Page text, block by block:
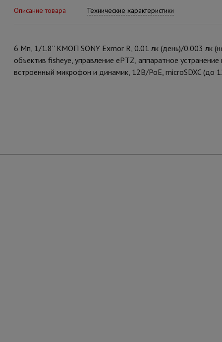
Описание товара Технические характеристики
6 Мп, 1/1.8'' КМОП SONY Exmor R, 0.01 лк (день)/0.003 лк
объектив fisheye, управление ePTZ, аппаратное
встроенный микрофон и динамик, 12В/PoE, microSDXC (до